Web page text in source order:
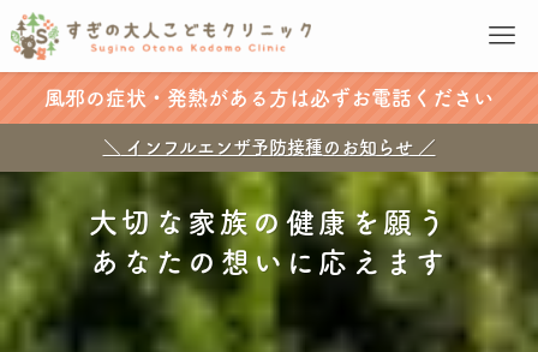
風邪の症状・発熱がある方は必ずお電話ください
大切な家族の健康を願う
あなたの想いに応えます
＼ インフルエンザ予防接種のお知らせ ／